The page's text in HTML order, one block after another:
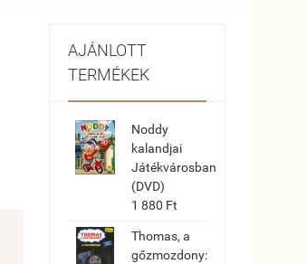
AJÁNLOTT
TERMÉKEK
Noddy
kalandjai
Játékvárosban
(DVD)
1 880 Ft
Thomas, a
gőzmozdony: